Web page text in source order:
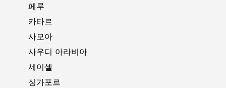
페루
카타르
사모아
사우디 아라비아
세이셸
싱가포르